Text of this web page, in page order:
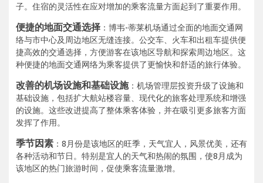
子。住宿的灵活性在应对增加的乘客流量方面起到了重要作用。
便捷的地面交通选择 ：博韦-蒂莱机场通过全面的地面交通网
络与市中心及周边地区无缝连接。公交车、火车和出租车提供便
捷高效的交通选择，方便游客在该地区导航和探索周边地区。这
种便捷的地面交通网络为乘客提供了更愉快和舒适的旅行体验。
改善的机场设施和基础设施：机场管理层投资升级了设施和
基础设施，包括扩大航站楼容量、现代化的旅客处理系统和增强
的设施。这些改进提高了整体乘客体验，并在吸引更多旅客方面
发挥了作用。
季节因素 ：8月份是该地区的旺季，天气宜人，风景优美，还有
各种活动和节日。特别是宜人的天气和热闹的氛围，使8月成为
该地区的热门旅游时间，促使乘客流量激增。